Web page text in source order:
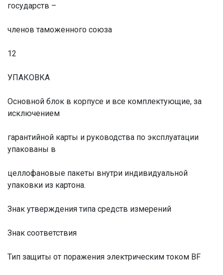
государств –
членов таможенного союза
12
УПАКОВКА
Основной блок в корпусе и все комплектующие, за
исключением
гарантийной карты и руководства по эксплуатации
упакованы в
целлофановые пакеты внутри индивидуальной
упаковки из картона.
Знак утверждения типа средств измерений
Знак соответствия
Тип защиты от поражения электрическим током BF